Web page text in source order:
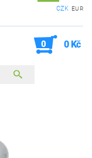
CZK EUR
0 0 Kč